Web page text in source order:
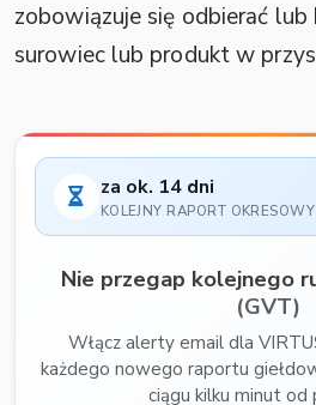
zobowiązuje się odbierać
surowiec lub produkt w
za ok. 14 dni
KOLEJNY RAPORT OKRESOWY
Nie przegap kolejnego
(GVT)
Włącz alerty email dla
każdego nowego raportu
ciągu kilku minut od